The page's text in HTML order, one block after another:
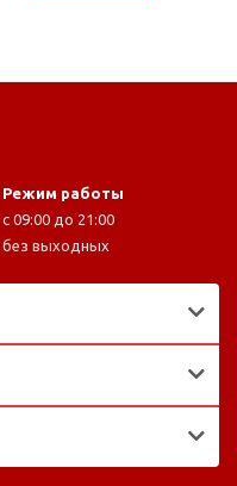
Режим работы
с 09:00 до 21:00
без выходных